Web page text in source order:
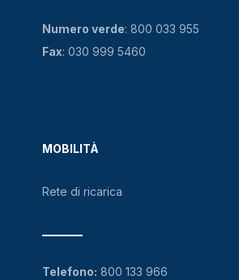
MOBILITÀ
Rete di ricarica
Numero verde: 800 033 955
Fax: 030 999 5460
Telefono: 800 133 966